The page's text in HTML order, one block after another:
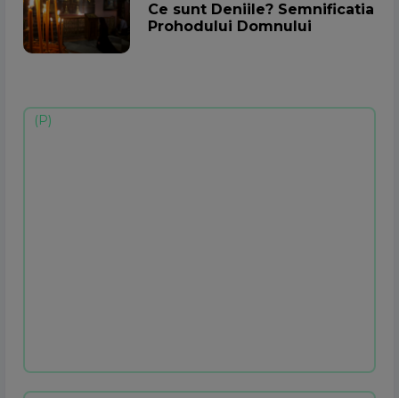
Ce sunt Deniile? Semnificatia
Prohodului Domnului